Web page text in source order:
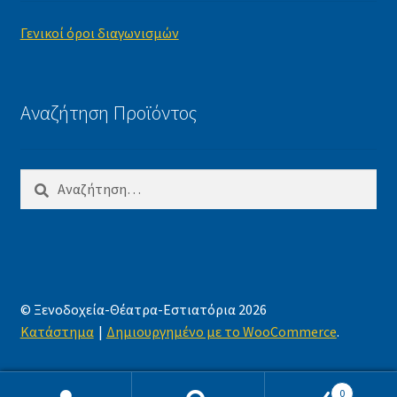
Γενικοί όροι διαγωνισμών
Αναζήτηση Προϊόντος
Αναζήτηση
© Ξενοδοχεία-Θέατρα-Εστιατόρια 2026
Κατάστημα
Δημιουργημένο με το WooCommerce.
0